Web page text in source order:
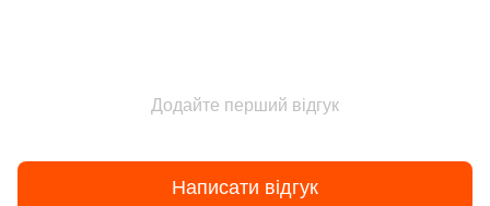
Додайте перший відгук
Написати відгук